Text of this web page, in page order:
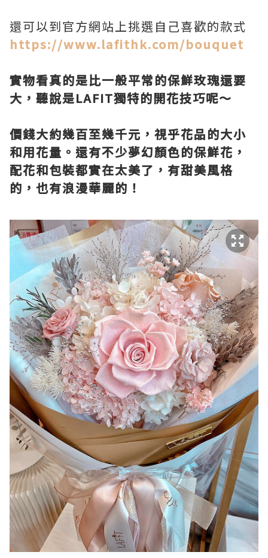
還可以到官方網站上挑選自己喜歡的款式
https://www.lafithk.com/bouquet
實物看真的是比一般平常的保鮮玫瑰還要
大，聽說是LAFIT獨特的開花技巧呢～
價錢大約幾百至幾千元，視乎花品的大小
和用花量。還有不少夢幻顏色的保鮮花，
配花和包裝都實在太美了，有甜美風格
的，也有浪漫華麗的！